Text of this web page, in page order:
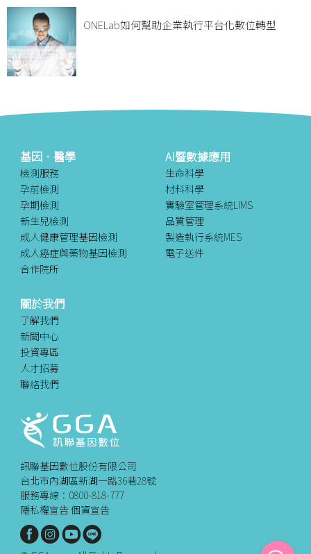
ONELab如何幫助企業執⾏平台化數位轉型
基因．醫學
檢測服務
孕前檢測
孕期檢測
新生兒檢測
成人健康管理基因檢測
成人癌症與藥物基因檢測
合作院所
AI暨數據應用
生命科學
材料科學
實驗室管理系統LIMS
品質管理
製造執行系統MES
電子送件
關於我們
了解我們
新聞中心
投資專區
人才招募
聯絡我們
訊聯基因數位股份有限公司
台北市內湖區新湖一路36巷28號
服務專線：0800-818-777
隱私權宣告個資宣告